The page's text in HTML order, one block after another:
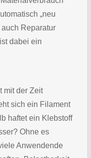
„neu
Reparatur
dabei ein
mit der Zeit
sich ein Filament
haftet ein Klebstoff
Ohne es
Anwendende